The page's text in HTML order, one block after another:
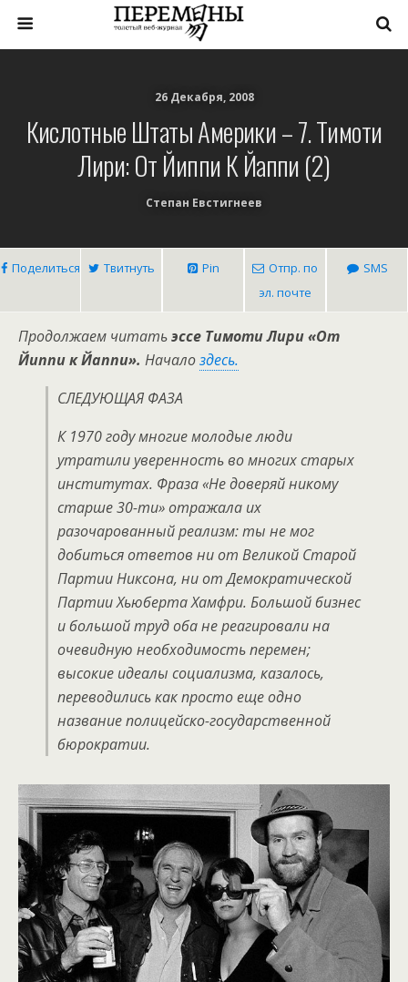
26 Декабря, 2008
Кислотные Штаты Америки – 7. Тимоти
Лири: От Йиппи К Йаппи (2)
Степан Евстигнеев
Поделиться Твитнуть Pin
Отпр. по
эл. почте
SMS
Продолжаем читатьэссе Тимоти Лири «От
Йиппи к Йаппи». Началоздесь.
СЛЕДУЮЩАЯ ФАЗА
К 1970 году многие молодые люди
утратили уверенность во многих старых
институтах. Фраза «Не доверяй никому
старше 30-ти» отражала их
разочарованный реализм: ты не мог
добиться ответов ни от Великой Старой
Партии Никсона, ни от Демократической
Партии Хьюберта Хамфри. Большой бизнес
и большой труд оба не реагировали на
очевидную необходимость перемен;
высокие идеалы социализма, казалось,
переводились как просто еще одно
название полицейско-государственной
бюрократии.